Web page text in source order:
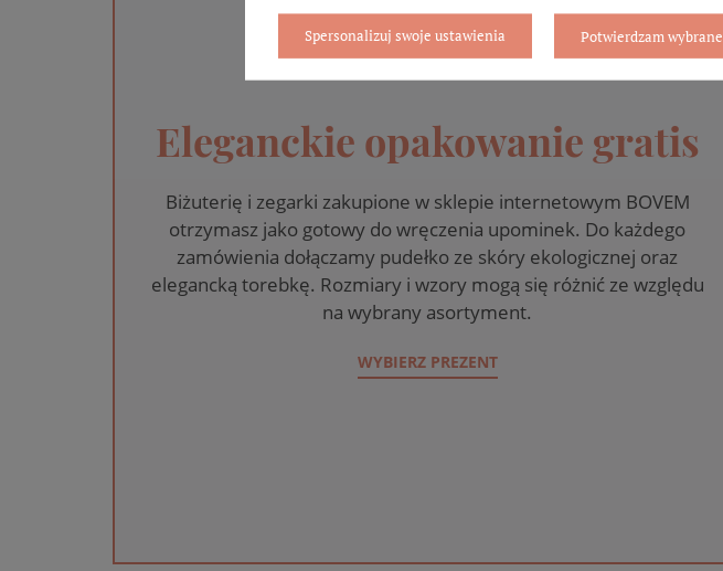
Eleganckie opakowanie gratis
Biżuterię i zegarki zakupione w sklepie internetowym BOVEM
otrzymasz jako gotowy do wręczenia upominek. Do każdego
zamówienia dołączamy pudełko ze skóry ekologicznej oraz
elegancką torebkę. Rozmiary i wzory mogą się różnić ze względu
na wybrany asortyment.
WYBIERZ PREZENT
Spersonalizuj swoje ustawienia Potwierdzam wybrane